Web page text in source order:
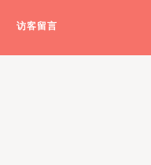
访客留言